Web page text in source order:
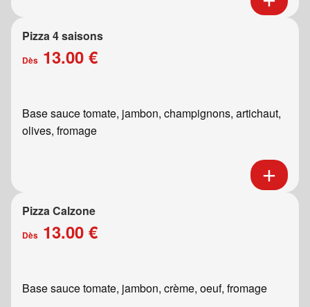
Pizza 4 saisons
Dès 13.00 €
Base sauce tomate, jambon, champignons, artichaut,
olives, fromage
Pizza Calzone
Dès 13.00 €
Base sauce tomate, jambon, crème, oeuf, fromage